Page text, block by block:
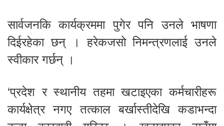
सार्वजनकि कार्यक्रममा पुगेर पनि उनले भाषणा
दिईरहेका छन् । हरेकजसो निमन्त्रणलाई उनले
स्वीकार गर्छन् ।
‘प्रदेश र स्थानीय तहमा खटाइएका कर्मचारीहरू
कार्यक्षेत्र नगए तत्काल बर्खास्तीदेखि कडाभन्दा